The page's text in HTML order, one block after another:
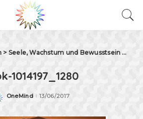
> Seele, Wachstum und Bewusstsein – Betrachtungen von Persönlichkeit und Spiritualität mit den Archetypen der Seele
1014197_1280
Posted
OneMind 13/06/2017